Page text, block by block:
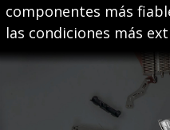
componentes más
las condiciones más